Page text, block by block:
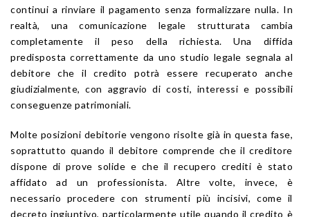
continui a rinviare il pagamento senza formalizzare nulla. In
realtà, una comunicazione legale strutturata cambia
completamente il peso della richiesta. Una diffida
predisposta correttamente da uno studio legale segnala al
debitore che il credito potrà essere recuperato anche
giudizialmente, con aggravio di costi, interessi e possibili
conseguenze patrimoniali.
Molte posizioni debitorie vengono risolte già in questa fase,
soprattutto quando il debitore comprende che il creditore
dispone di prove solide e che il recupero crediti è stato
affidato ad un professionista. Altre volte, invece, è
necessario procedere con strumenti più incisivi, come il
decreto ingiuntivo, particolarmente utile quando il credito è